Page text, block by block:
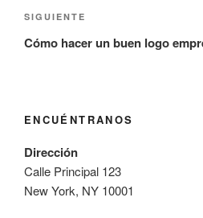
Siguiente
entrada
SIGUIENTE
Cómo hacer un buen logo
ENCUÉNTRANOS
Dirección
Calle Principal 123
New York, NY 10001